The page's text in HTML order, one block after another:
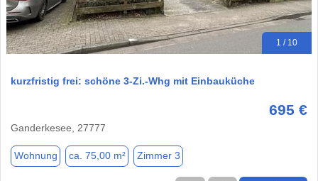
1 / 10
kurzfristig frei: schöne 3-Zi.-Whg mit Einbauküche
695 €
Ganderkesee, 27777
Wohnung ca. 75,00 m² Zimmer 3